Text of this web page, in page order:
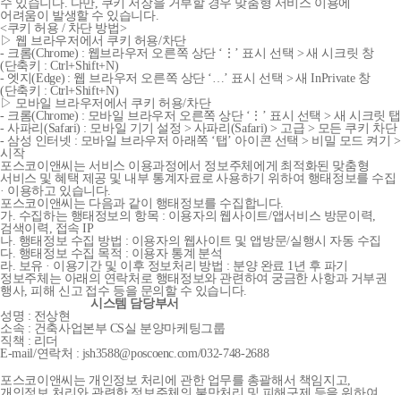
수 있습니다. 다만, 쿠키 저장을 거부할 경우 맞춤형 서비스 이용에
어려움이 발생할 수 있습니다.
<쿠키 허용 / 차단 방법>
▷ 웹 브라우저에서 쿠키 허용/차단
- 크롬(Chrome) : 웹브라우저 오른쪽 상단 ‘⋮’ 표시 선택 > 새 시크릿 창
(단축키 : Ctrl+Shift+N)
- 엣지(Edge) : 웹 브라우저 오른쪽 상단 ‘…’ 표시 선택 > 새 InPrivate 창
(단축키 : Ctrl+Shift+N)
▷ 모바일 브라우저에서 쿠키 허용/차단
- 크롬(Chrome) : 모바일 브라우저 오른쪽 상단 ‘⋮’ 표시 선택 > 새 시크릿 탭
- 사파리(Safari) : 모바일 기기 설정 > 사파리(Safari) > 고급 > 모든 쿠키 차단
- 삼성 인터넷 : 모바일 브라우저 아래쪽 ‘탭’ 아이콘 선택 > 비밀 모드 켜기 >
시작
포스코이앤씨는 서비스 이용과정에서 정보주체에게 최적화된 맞춤형
서비스 및 혜택 제공 및 내부 통계자료로 사용하기 위하여 행태정보를 수집
· 이용하고 있습니다.
포스코이앤씨는 다음과 같이 행태정보를 수집합니다.
가. 수집하는 행태정보의 항목 : 이용자의 웹사이트/앱서비스 방문이력,
검색이력, 접속 IP
나. 행태정보 수집 방법 : 이용자의 웹사이트 및 앱방문/실행시 자동 수집
다. 행태정보 수집 목적 : 이용자 통계 분석
라. 보유 · 이용기간 및 이후 정보처리 방법 : 분양 완료 1년 후 파기
정보주체는 아래의 연락처로 행태정보와 관련하여 궁금한 사항과 거부권
행사, 피해 신고 접수 등을 문의할 수 있습니다.
시스템 담당부서
성명 : 전상현
소속 : 건축사업본부 CS실 분양마케팅그룹
직책 : 리더
E-mail/연락처 : jsh3588@poscoenc.com/032-748-2688
포스코이앤씨는 개인정보 처리에 관한 업무를 총괄해서 책임지고,